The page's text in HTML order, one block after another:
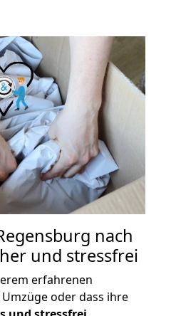
nach
und stressfrei
erfahrenen
oder dass ihre